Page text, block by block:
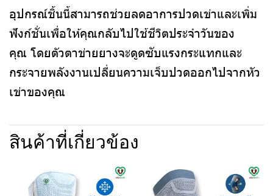
อุปกรณ์ชิ้นนี้สามารถช่วยลดอาการปวดเข่าและเพิ่ม
ฟังก์ชั่นเพื่อให้คุณกลับไปใช้ชีวิตประจำวันของ
คุณ โดยตัวตาข่ายยางจะดูดซับแรงกระแทกและ
กระจายพลังงานเปลี่ยนความเจ็บปวดออกไปจากหัว
เข่าของคุณ
สินค้าที่เกี่ยวข้อง